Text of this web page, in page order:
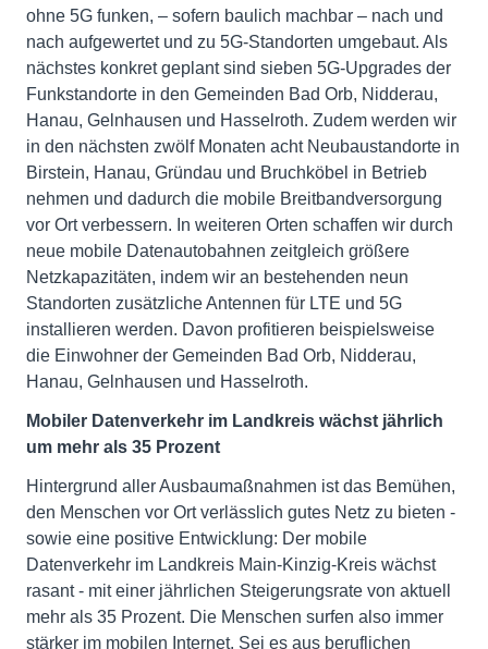
ohne 5G funken, – sofern baulich machbar – nach und
nach aufgewertet und zu 5G-Standorten umgebaut. Als
nächstes konkret geplant sind sieben 5G-Upgrades der
Funkstandorte in den Gemeinden Bad Orb, Nidderau,
Hanau, Gelnhausen und Hasselroth. Zudem werden wir
in den nächsten zwölf Monaten acht Neubaustandorte in
Birstein, Hanau, Gründau und Bruchköbel in Betrieb
nehmen und dadurch die mobile Breitbandversorgung
vor Ort verbessern. In weiteren Orten schaffen wir durch
neue mobile Datenautobahnen zeitgleich größere
Netzkapazitäten, indem wir an bestehenden neun
Standorten zusätzliche Antennen für LTE und 5G
installieren werden. Davon profitieren beispielsweise
die Einwohner der Gemeinden Bad Orb, Nidderau,
Hanau, Gelnhausen und Hasselroth.
Mobiler Datenverkehr im Landkreis wächst jährlich
um mehr als 35 Prozent
Hintergrund aller Ausbaumaßnahmen ist das Bemühen,
den Menschen vor Ort verlässlich gutes Netz zu bieten -
sowie eine positive Entwicklung: Der mobile
Datenverkehr im Landkreis Main-Kinzig-Kreis wächst
rasant - mit einer jährlichen Steigerungsrate von aktuell
mehr als 35 Prozent. Die Menschen surfen also immer
stärker im mobilen Internet. Sei es aus beruflichen